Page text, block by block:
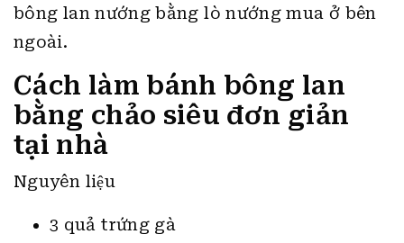
bông lan nướng bằng lò nướng mua ở bên
ngoài.
Cách làm bánh bông lan
bằng chảo siêu đơn giản
tại nhà
Nguyên liệu
3 quả trứng gà